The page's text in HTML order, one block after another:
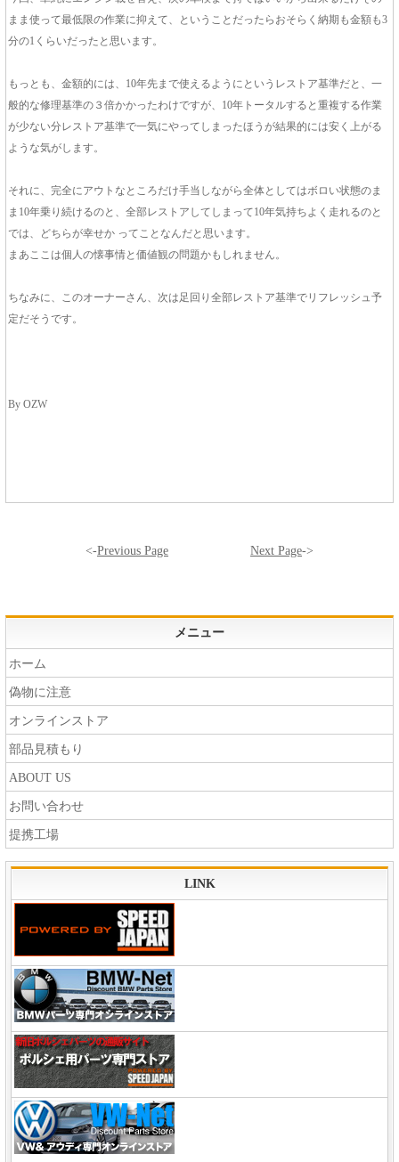
まま使って最低限の作業に抑えて、ということだったらおそらく納期も金額も3
分の1くらいだったと思います。
もっとも、金額的には、10年先まで使えるようにというレストア基準だと、一
般的な修理基準の３倍かかったわけですが、10年トータルすると重複する作業
が少ない分レストア基準で一気にやってしまったほうが結果的には安く上がる
ような気がします。
それに、完全にアウトなところだけ手当しながら全体としてはボロい状態のま
ま10年乗り続けるのと、全部レストアしてしまって10年気持ちよく走れるのと
では、どちらが幸せか ってことなんだと思います。
まあここは個人の懐事情と価値観の問題かもしれません。
ちなみに、このオーナーさん、次は足回り全部レストア基準でリフレッシュ予
定だそうです。
By OZW
<-Previous Page Next Page->
メニュー
ホーム
偽物に注意
オンラインストア
部品見積もり
ABOUT US
お問い合わせ
提携工場
LINK